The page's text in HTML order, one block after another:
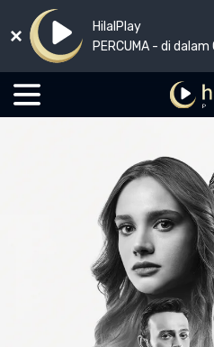
HilalPlay
PERCUMA - di